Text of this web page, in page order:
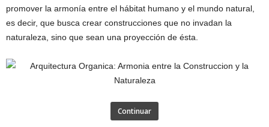
promover la armonía entre el hábitat humano y el mundo natural,
es decir, que busca crear construcciones que no invadan la
naturaleza, sino que sean una proyección de ésta.
Continuar